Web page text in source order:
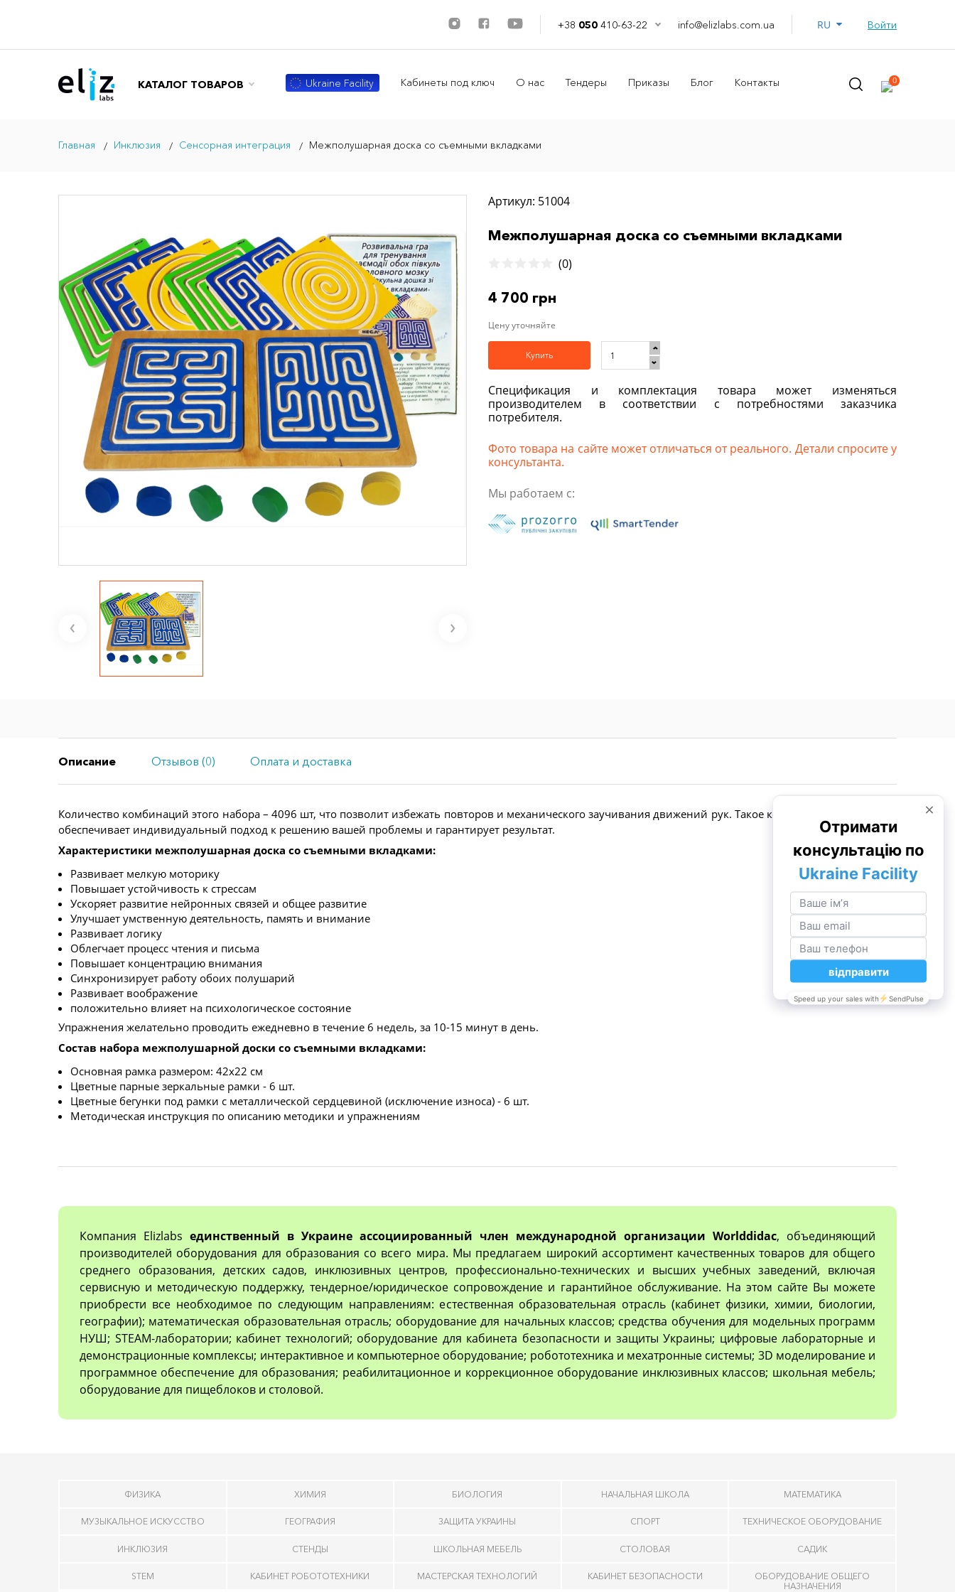
+38 050 410-63-22 info@elizlabs.com.ua Войти
КАТАЛОГ ТОВАРОВ Ukraine Facility Кабинеты под ключ О нас Тендеры Приказы Блог Контакты 0
Главная Инклюзия Сенсорная интеграция Межполушарная доска со съемными вкладками
Артикул: 51004
Межполушарная доска со съемными вкладками
(0)
4 700 грн
Цену уточняйте
Купить
Спецификация и комплектация товара может изменяться
производителем в соответствии с потребностями заказчика
потребителя.
Фото товара на сайте может отличаться от реального. Детали спросите у
консультанта.
Мы работаем с:
Описание Отзывов (0) Оплата и доставка
Количество комбинаций этого набора – 4096 шт, что позволит избежать повторов и механического заучивания движений рук. Такое количество комбинаций
обеспечивает индивидуальный подход к решению вашей проблемы и гарантирует результат.
Характеристики межполушарная доска со съемными вкладками:
Развивает мелкую моторику
Повышает устойчивость к стрессам
Ускоряет развитие нейронных связей и общее развитие
Улучшает умственную деятельность, память и внимание
Развивает логику
Облегчает процесс чтения и письма
Повышает концентрацию внимания
Синхронизирует работу обоих полушарий
Развивает воображение
положительно влияет на психологическое состояние
Упражнения желательно проводить ежедневно в течение 6 недель, за 10-15 минут в день.
Состав набора межполушарной доски со съемными вкладками:
Основная рамка размером: 42х22 см
Цветные парные зеркальные рамки - 6 шт.
Цветные бегунки под рамки с металлической сердцевиной (исключение износа) - 6 шт.
Методическая инструкция по описанию методики и упражнениям
Компания Elizlabs единственный в Украине ассоциированный член международной организации Worlddidac, объединяющий
производителей оборудования для образования со всего мира. Мы предлагаем широкий ассортимент качественных товаров для общего
среднего образования, детских садов, инклюзивных центров, профессионально-технических и высших учебных заведений, включая
сервисную и методическую поддержку, тендерное/юридическое сопровождение и гарантийное обслуживание. На этом сайте Вы можете
приобрести все необходимое по следующим направлениям: естественная образовательная отрасль (кабинет физики, химии, биологии,
географии); математическая образовательная отрасль; оборудование для начальных классов; средства обучения для модельных программ
НУШ; STEAM-лаборатории; кабинет технологий; оборудование для кабинета безопасности и защиты Украины; цифровые лабораторные и
демонстрационные комплексы; интерактивное и компьютерное оборудование; робототехника и мехатронные системы; 3D моделирование и
программное обеспечение для образования; реабилитационное и коррекционное оборудование инклюзивных классов; школьная мебель;
оборудование для пищеблоков и столовой.
ФИЗИКА ХИМИЯ БИОЛОГИЯ НАЧАЛЬНАЯ ШКОЛА МАТЕМАТИКА
МУЗЫКАЛЬНОЕ ИСКУССТВО ГЕОГРАФИЯ ЗАЩИТА УКРАИНЫ СПОРТ ТЕХНИЧЕСКОЕ ОБОРУДОВАНИЕ
ИНКЛЮЗИЯ СТЕНДЫ ШКОЛЬНАЯ МЕБЕЛЬ СТОЛОВАЯ САДИК
STEM КАБИНЕТ РОБОТОТЕХНИКИ МАСТЕРСКАЯ ТЕХНОЛОГИЙ КАБИНЕТ БЕЗОПАСНОСТИ
ОБОРУДОВАНИЕ ОБЩЕГО
НАЗНАЧЕНИЯ